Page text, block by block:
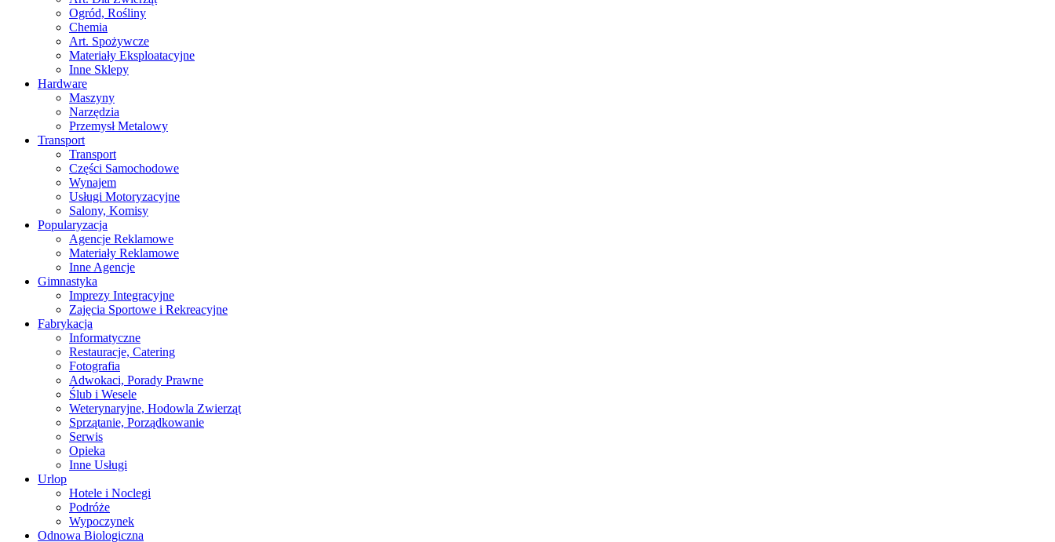
Ogród, Rośliny
Chemia
Art. Spożywcze
Materiały Eksploatacyjne
Inne Sklepy
Hardware
Maszyny
Narzędzia
Przemysł Metalowy
Transport
Transport
Części Samochodowe
Wynajem
Usługi Motoryzacyjne
Salony, Komisy
Popularyzacja
Agencje Reklamowe
Materiały Reklamowe
Inne Agencje
Gimnastyka
Imprezy Integracyjne
Zajęcia Sportowe i Rekreacyjne
Fabrykacja
Informatyczne
Restauracje, Catering
Fotografia
Adwokaci, Porady Prawne
Ślub i Wesele
Weterynaryjne, Hodowla Zwierząt
Sprzątanie, Porządkowanie
Serwis
Opieka
Inne Usługi
Urlop
Hotele i Noclegi
Podróże
Wypoczynek
Odnowa Biologiczna